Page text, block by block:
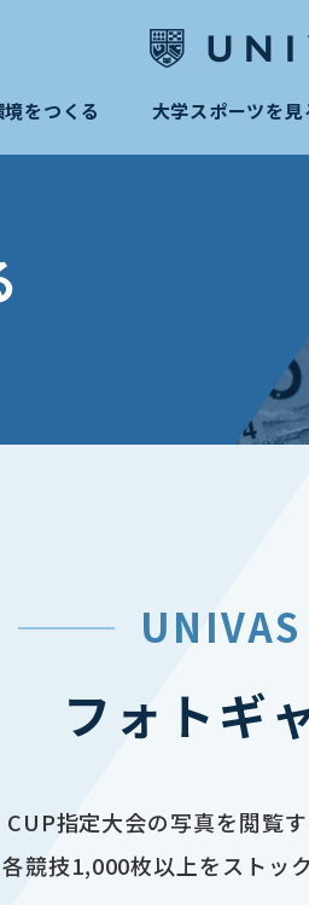
をつくる 大学スポーツを見
フォトギ
指定大会の写真を閲覧
競技1,000枚以上をストッ